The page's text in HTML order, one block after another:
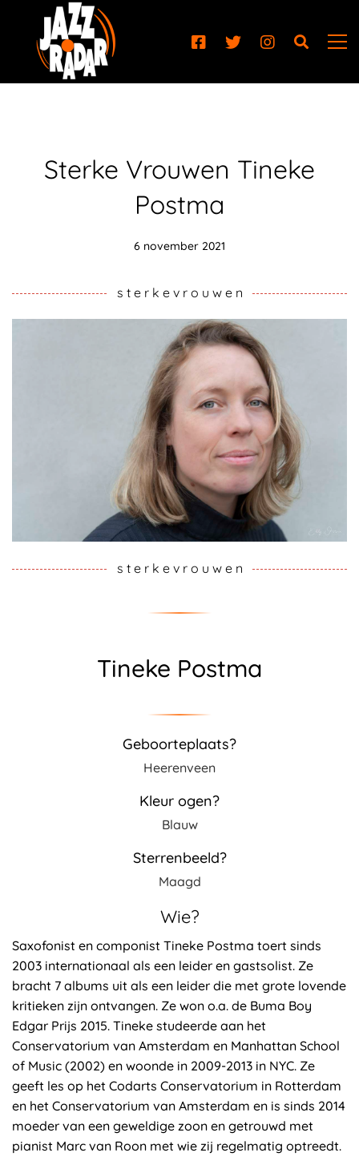
Sterke Vrouwen Tineke
Postma
6 november 2021
s t e r k e v r o u w e n
s t e r k e v r o u w e n
Tineke Postma
Geboorteplaats?
Heerenveen
Kleur ogen?
Blauw
Sterrenbeeld?
Maagd
Wie?
Saxofonist en componist Tineke Postma toert sinds
2003 internationaal als een leider en gastsolist. Ze
bracht 7 albums uit als een leider die met grote lovende
kritieken zijn ontvangen. Ze won o.a. de Buma Boy
Edgar Prijs 2015. Tineke studeerde aan het
Conservatorium van Amsterdam en Manhattan School
of Music (2002) en woonde in 2009-2013 in NYC. Ze
geeft les op het Codarts Conservatorium in Rotterdam
en het Conservatorium van Amsterdam en is sinds 2014
moeder van een geweldige zoon en getrouwd met
pianist Marc van Roon met wie zij regelmatig optreedt.